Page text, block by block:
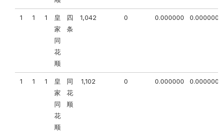
1 1 1
皇
家
同
花
顺
四
条
1,042 0 0.000000 0.000000
1 1 1
皇
家
同
花
顺
同
花
顺
1,102 0 0.000000 0.000000